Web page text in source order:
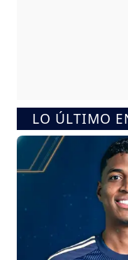
LO ÚLTIMO